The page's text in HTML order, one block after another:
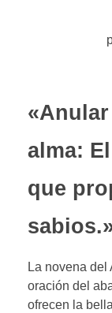
«Anular
alma:
que
La novena
oración del
ofrecen la